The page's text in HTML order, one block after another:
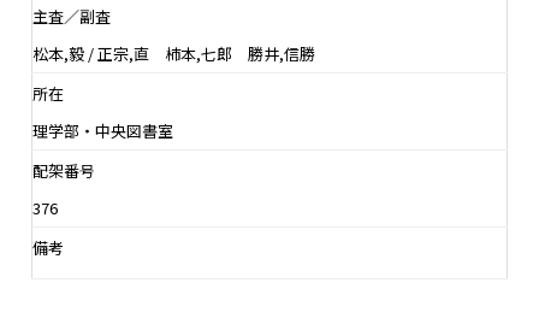
主査／副査
松本,毅 / 正宗,直 柿本,七郎 勝井,信勝
所在
理学部・中央図書室
配架番号
376
備考